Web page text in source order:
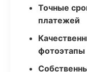
Точные
платежей
фотоэтапы